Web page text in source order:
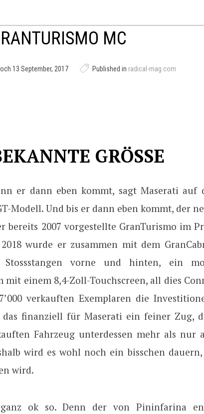
MC
13 September, 2017 Published in radical-mag.com
GRÖSSE
er dann eben kommt, sagt Maserati auf
Modell. Und bis er dann eben kommt, der
bereits 2007 vorgestellte GranTurismo im
wurde er zusammen mit dem
Stossstangen vorne und hinten, ein
mit einem 8,4-Zoll-Touchscreen, all dies
verkauften Exemplaren die
finanziell für Maserati ein feiner Zug,
Fahrzeug unterdessen mehr als nur
wird es wohl noch ein bisschen
wird.
ok so. Denn der von Pininfarina